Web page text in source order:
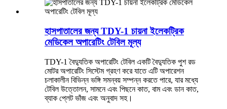
হাসপাতালের জন্য TDY-1 চায়না ইলেকট্রিক
মেডিকেল অপারেটিং টেবিল মূল্য
TDY-1 বৈদ্যুতিক অপারেটিং টেবিল একটি বৈদ্যুতিক পুশ রড
মোটর অপারেটিং সিস্টেম গ্রহণ করে যাতে এটি অপারেশন
চলাকালীন বিভিন্ন ভঙ্গি সমন্বয় সম্পন্ন করতে পারে, যার মধ্যে
টেবিল উত্তোলন, সামনে এবং পিছনে কাত, বাম এবং ডান কাত,
ব্যাক প্লেট ভাঁজ এবং অনুবাদ সহ।